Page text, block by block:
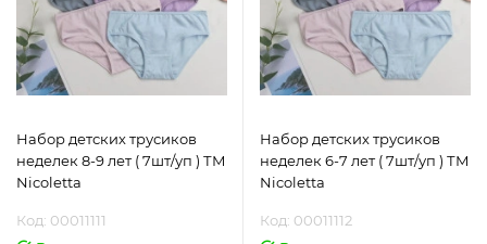
Набор детских трусиков
неделек 8-9 лет ( 7шт/уп ) ТМ
Nicoletta
Код: 00011111
Набор детских трусиков
неделек 6-7 лет ( 7шт/уп ) ТМ
Nicoletta
Код: 00011112